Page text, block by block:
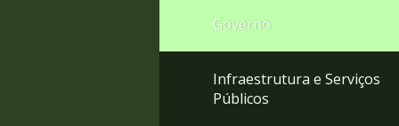
Governo
Infraestrutura e Serviços
Públicos